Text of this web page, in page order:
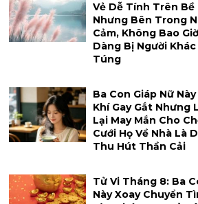
Vẻ Dễ Tính Trên Bề
Nhưng Bên Trong
Cảm, Không Bao
Dàng Bị Người
Túng
Ba Con Giáp Nữ
Khí Gay Gắt Nhưng
Lại May Mắn Cho
Cưới Họ Về Nhà Là
Thu Hút Thần Cải
Tử Vi Tháng 8: Ba
Này Xoay Chuyển